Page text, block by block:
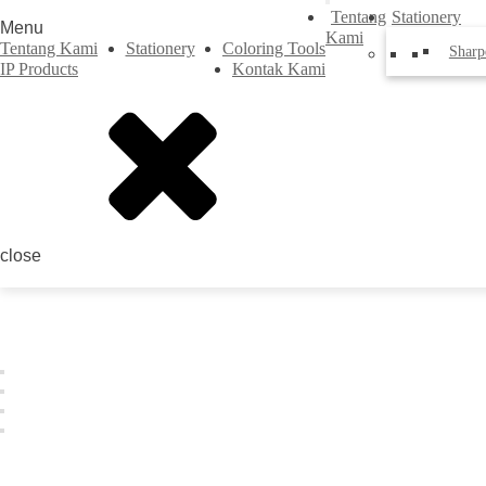
Menu
Tentang Kami
Stationery
Coloring Tools
IP Products
Kontak Kami
close
Tentang
Kami
Stationery